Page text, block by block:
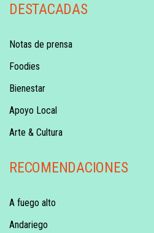
DESTACADAS
Notas de prensa
Foodies
Bienestar
Apoyo Local
Arte & Cultura
RECOMENDACIONES
A fuego alto
Andariego